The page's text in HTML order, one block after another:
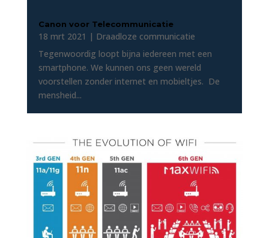
Canon voor Telecommunicatie
18 mrt 2021 | Draadloze communicatie
Tegenwoordig loopt bijna iedereen met een
smartphone. We kunnen ons geen wereld
voorstellen zonder internet en mobieltjes. De
mensheid...